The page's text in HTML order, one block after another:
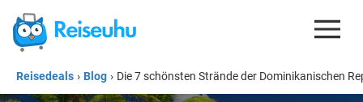
REISEDEALS
Reisedeals › Blog › Die 7 schönsten Strände der Dominikanischen